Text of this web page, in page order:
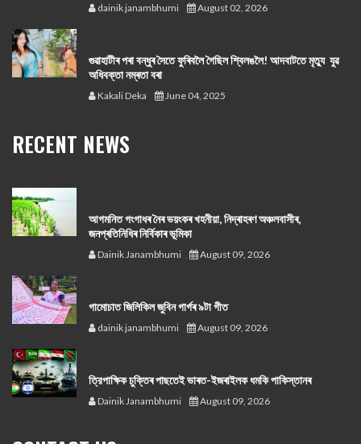
dainik janambhumi August 02, 2026
গুৱাহাটীৰ পৰা বন্ধুৰ সৈতে ফুৰিবলৈ গৈছিল শ্বিলঙলৈ! আদবাটতে মৃত্যু যুৱ
অধিবক্তা নম্ৰতা বৰা
Kakali Deka June 04, 2025
RECENT NEWS
আগমনিত গংগাধৰ নৈৰ ভয়ংকৰ খহনীয়া, নিদ্ৰাহৰণ অঞ্চলবাসীৰ,
জনপ্ৰতিনিধিৰ নিৰ্বিকাৰ ভূমিকা
Dainik Janambhumi August 09, 2026
গামোচাত জিলিকিল জুবিন গাৰ্গৰ ৯টা গীত
dainik janambhumi August 09, 2026
ত্রিপাক্ষিক চুক্তিৰ পাছতেই ভাৰত-ইজৰাইলক ধমকি পাকিস্তানৰ
Dainik Janambhumi August 09, 2026